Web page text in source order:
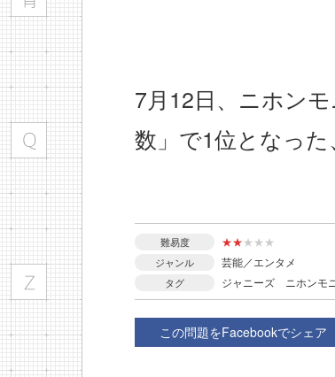
7月12日、ニホン
数」で1位となっ
難易度 ★★★ ★ ★
ジャンル 芸能／エンタメ
タグ ジャニーズ ニホンモ
この問題をFacebookでシェア